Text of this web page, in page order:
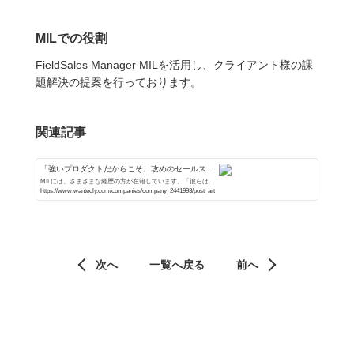
MILでの役割
FieldSales Manager MILを活用し、クライアント様の課
題解決の提案を行っております。
関連記事
「強いプロダクトだからこそ、攻めのセールスが
できる」セールスマネージャー桑田がMILへ転職
したきっかけとは | MIL株式会社
MILには、さまざまな経歴の方が在籍しています。「彼らはな
ぜMILを選んだのか？」連載第１回目は、PR会社でデジタル
https://www.wantedly.com/companies/company_2441993/post_articles/184093
次へ 一覧へ戻る 前へ